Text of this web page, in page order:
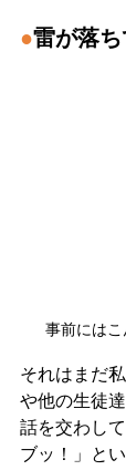
●雷が落
事前には
それはまだ
や他の生徒
話を交わし
ブッ！」と